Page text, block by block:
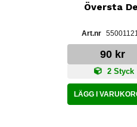
Översta
90 kr
2 Styck
LÄGG I